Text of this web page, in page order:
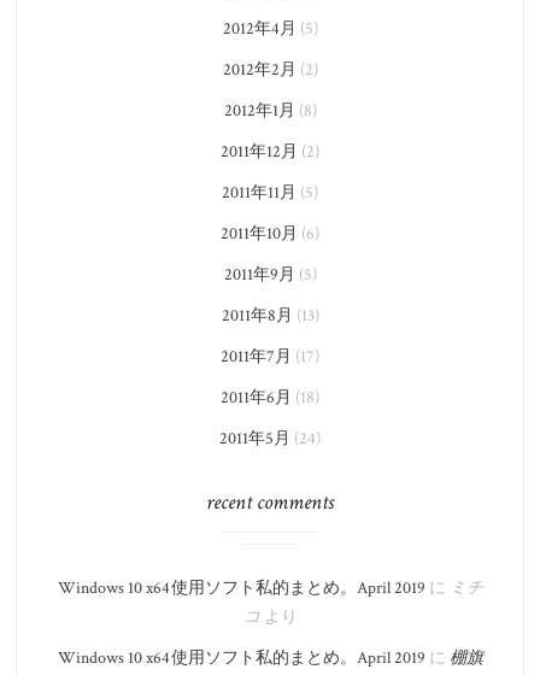
2012年4月 (5)
2012年2月 (2)
2012年1月 (8)
2011年12月 (2)
2011年11月 (5)
2011年10月 (6)
2011年9月 (5)
2011年8月 (13)
2011年7月 (17)
2011年6月 (18)
2011年5月 (24)
recent comments
Windows 10 x64 使用ソフト私的まとめ。​April 2019 に ミチ
コ より
Windows 10 x64 使用ソフト私的まとめ。​April 2019 に 棚旗